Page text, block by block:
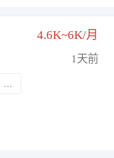
4.6K~6K/月
1天前
...